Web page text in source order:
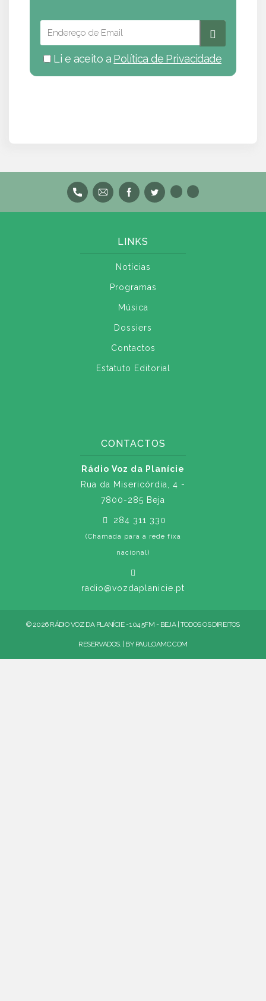
Li e aceito a Política de Privacidade
LINKS
Notícias
Programas
Música
Dossiers
Contactos
Estatuto Editorial
CONTACTOS
Rádio Voz da Planície
Rua da Misericórdia, 4 -
7800-285 Beja
284 311 330
(Chamada para a rede fixa
nacional)
radio@vozdaplanicie.pt
© 2026 RÁDIO VOZ DA PLANÍCIE - 104.5FM - BEJA | TODOS OS DIREITOS
RESERVADOS. | BY PAULOAMC.COM